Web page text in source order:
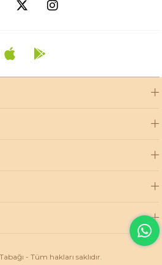
- Tüm hakları saklıdır.